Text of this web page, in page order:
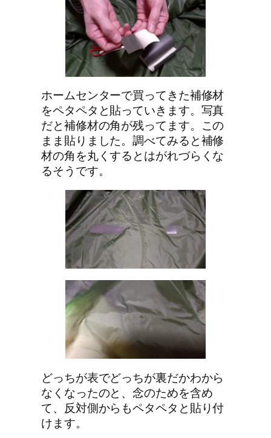
ホームセンターで買ってきた補修材
をペタペタと貼っていきます。写真
だと補修材の角が残ってます。この
まま貼りました。調べてみると補修
材の角を丸くするとはがれづらくな
るそうです。
どっちが表でどっちが裏だかわから
なくなったのと、念のためを含め
て、反対側からもペタペタと貼り付
けます。